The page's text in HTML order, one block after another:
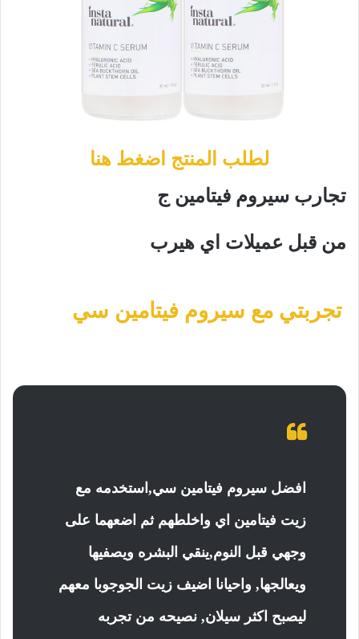
لطلب المنتج اضغط هنا
تجارب سيروم فيتامين ج
من قبل عميلات اي هيرب
تجربتي مع سيروم فيتامين سي
افضل سيروم فيتامين سي,استخدمه مع
زيت فيتامين اي واخلطهم ثم اضعهما على
وجهي قبل النوم,ينقي البشره ويصفيها
ويعالجها, واحيانا اضيف زيت الجوجوبا معهم
ليصبح اكثر سيلان, نصيحه من تجربه